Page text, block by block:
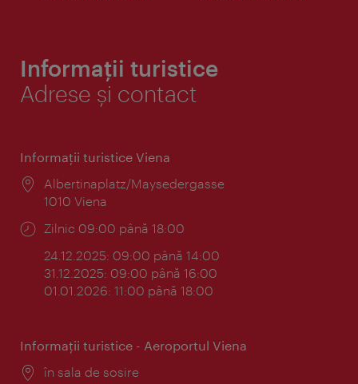
Informații turistice
Adrese și contact
Informaţii turistice Viena
Locul:
Albertinaplatz/Maysedergasse
1010 Viena
Program:
Zilnic 09:00 până 18:00
24.12.2025: 09:00 până 14:00
31.12.2025: 09:00 până 16:00
01.01.2026: 11:00 până 18:00
Informaţii turistice - Aeroportul Viena
Locul:
în sala de sosire